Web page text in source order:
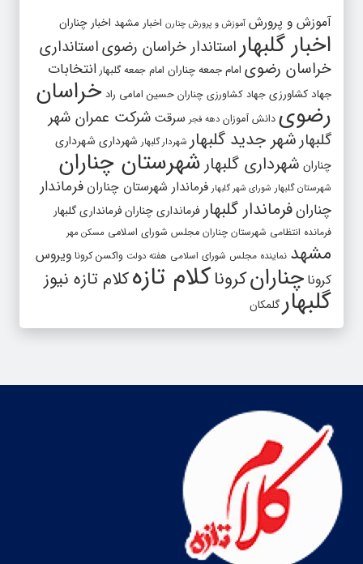
آموزش و پرورش آموزش و پرورش چنارن اخبار مشهد اخبار چناران
اخبار گلبهار استاندار خراسان رضویاستانداری
خراسان رضوی امام جمعه چناران امام جمعه گلبهار انتخابات
جهاد کشاورزی جهاد کشاورزی چناران حسین امامی راد خراسان
رضوی دانش آموزان دهه فجر سرقت شرکت عمران شهر
گلبهارشهر جدید گلبهار شهردار گلبهار شهرداری شهرداری
چناران شهرداری گلبهار شهرستان چناران
شهرستان گلبهار شورای شهر گلبهار فرماندار شهرستان چناران فرماندار
چنارانفرماندار گلبهار فرمانداری چنارانفرمانداری گلبهار
فرمانده انتظامی شهرستان چناران مجلس شورای اسلامی مسکن مهر
مشهد نماینده مجلس شورای اسلامی هفته دولت واکسن کرونا ویروس
کرونا چنارانکروناکلام تازهکلام تازه نیوز
گلبهارگلمکان